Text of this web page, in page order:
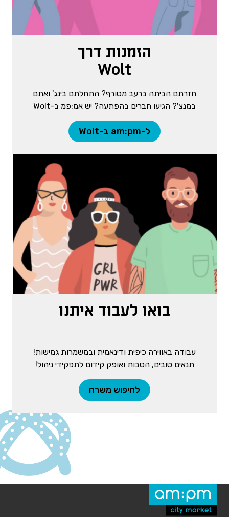
הזמנות דרך
Wolt
חזרתם הביתה ברעב מטורף? התחלתם בינג' ואתם
במנצ'? הגיעו חברים בהפתעה? יש אמ:פמ ב-Wolt
ל-am:pm ב-Wolt
בואו לעבוד איתנו
עבודה באווירה כיפית ודינאמית ובמשמרות גמישות!
תנאים טובים, הטבות ואופק קידום לתפקידי ניהול!
לחיפוש משרה